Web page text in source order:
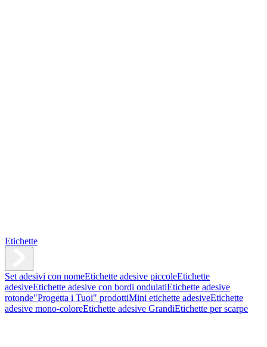
Etichette
Set adesivi con nomeEtichette adesive piccoleEtichette
adesiveEtichette adesive con bordi ondulatiEtichette adesive
rotonde"Progetta i Tuoi" prodottiMini etichette adesiveEtichette
adesive mono-coloreEtichette adesive GrandiEtichette per scarpe